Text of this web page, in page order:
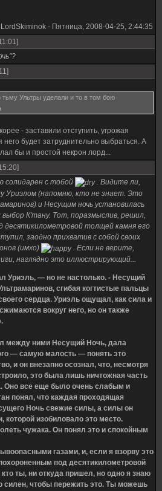
LordSkiminok - Пятница, 2008-04-25, 2:44:35
Ультры уделали и то в том бою
- заставили отступить, угрожая
него будет затруднительно выбраться. А
бы и простой некрон лорд...
солидарен с тобой
. Видите ли,
Уриэлом (напомню, кто не знает. Это
и Несущим ночь установилась
выбор К'тану. Тот, поразмыслив, решил,
десятикилометровой толщей камня его
заодно прихватив с собой своих
(имхо)
. Если не верите,
наглядно это иллюстрирующий...
— но не настолько. - Несущий
сгибая когтистые пальцы
сердца. Уриэль ощущал, как сила и
вокруг него, но он также
между ними Несущий Ночь, дала
— самую малость — понять это
и он внезапно осознал, что, несмотря
это была лишь ничтожная часть
Оно все еще было очень слабым и
понял, что каждая проходящая
Ночь свежие силы, а силы он
которой изобиловало это место.
чужака. Он понял это и спокойным
газами, и, если я взорву это
под десятикилометровой
ты, ни откуда пришел, но одно я знаю
силен, чтобы пережить это. Ты можешь